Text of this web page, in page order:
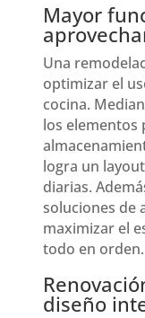
Mayor
Una
optimizar el
cocina.
los elementos
logra un
diarias.
soluciones de
maximizar el
todo en orden.
diseño